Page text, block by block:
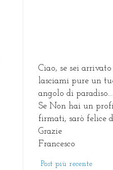
Ciao, se sei
lasciami pure un
angolo di paradiso...
Se Non hai un
firmati, sarò felice
Grazie
Francesco
Post più recente